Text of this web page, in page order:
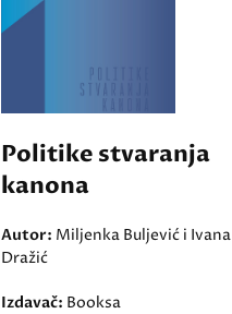
Politike stvaranja
kanona
Autor: Miljenka Buljević i Ivana
Dražić
Izdavač: Booksa